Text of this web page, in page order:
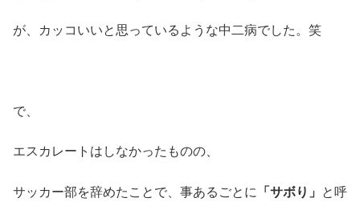
が、カッコいいと思っているような中二病でした。笑
で、
エスカレートはしなかったものの、
サッカー部を辞めたことで、事あるごとに 「サボり」
と呼